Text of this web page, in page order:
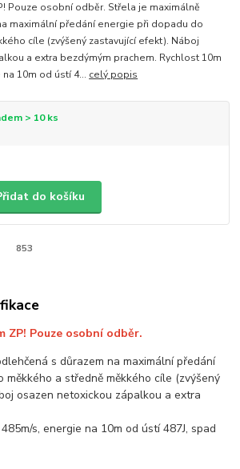
Pouze osobní odběr. Střela je maximálně
maximální předání energie při dopadu do
cíle (zvýšený zastavující efekt). Náboj
a extra bezdýmým prachem. Rychlost 10m
10m od ústí 4... celý popis
> 10 ks
do košíku
853
ZP! Pouze osobní odběr.
s důrazem na maximální předání
měkkého a středně měkkého cíle (zvýšený
osazen netoxickou zápalkou a extra
s, energie na 10m od ústí 487J, spad